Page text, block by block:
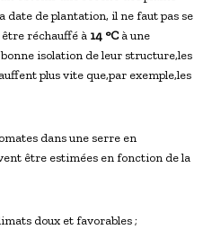
date de plantation, il ne faut pas se
réchauffé à 14 °Cà une
bonne isolation de leur structure,les
plus vite que,par exemple,les
dans une serre en
être estimées en fonction de la
doux et favorables ;